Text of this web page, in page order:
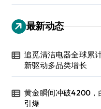
最新动态
追觅清洁电器全球累
新驱动多品类增长
黄金瞬间冲破4200，
引爆